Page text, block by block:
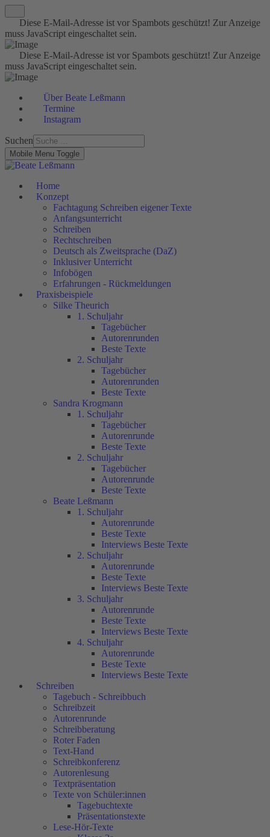
Diese E-Mail-Adresse ist vor Spambots geschützt! Zur Anzeige
muss JavaScript eingeschaltet sein.
Diese E-Mail-Adresse ist vor Spambots geschützt! Zur Anzeige
muss JavaScript eingeschaltet sein.
Über Beate Leßmann
Termine
Instagram
Suchen
Mobile Menu Toggle
Home
Konzept
Fachtagung Schreiben eigener Texte
Anfangsunterricht
Schreiben
Rechtschreiben
Deutsch als Zweitsprache (DaZ)
Inklusiver Unterricht
Infobögen
Erfahrungen - Rückmeldungen
Praxisbeispiele
Silke Theurich
1. Schuljahr
Tagebücher
Autorenrunden
Beste Texte
2. Schuljahr
Tagebücher
Autorenrunden
Beste Texte
Sandra Krogmann
1. Schuljahr
Tagebücher
Autorenrunde
Beste Texte
2. Schuljahr
Tagebücher
Autorenrunde
Beste Texte
Beate Leßmann
1. Schuljahr
Autorenrunde
Beste Texte
Interviews Beste Texte
2. Schuljahr
Autorenrunde
Beste Texte
Interviews Beste Texte
3. Schuljahr
Autorenrunde
Beste Texte
Interviews Beste Texte
4. Schuljahr
Autorenrunde
Beste Texte
Interviews Beste Texte
Schreiben
Tagebuch - Schreibbuch
Schreibzeit
Autorenrunde
Schreibberatung
Roter Faden
Text-Hand
Schreibkonferenz
Autorenlesung
Textpräsentation
Texte von Schüler:innen
Tagebuchtexte
Präsentationstexte
Lese-Hör-Texte